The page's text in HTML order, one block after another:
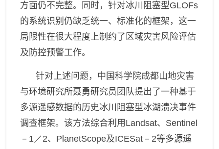
方面仍不完整。同时，针对冰川阻塞型GLOFs
的系统识别仍缺乏统一、标准化的框架，这一
局限性在很大程度上制约了区域灾害风险评估
及防控预警工作。
针对上述问题，中国科学院成都山地灾害
与环境研究所聂勇研究员团队提出了一种基于
多源遥感数据的历史冰川阻塞型冰湖溃决事件
调查框架。该方法综合利用 Landsat、 Sentinel
－1／2、 PlanetScope及ICESat－2等多源遥